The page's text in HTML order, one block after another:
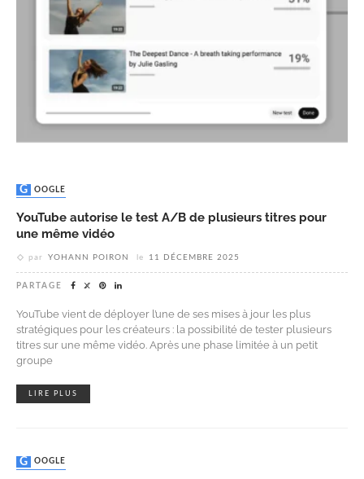
GOOGLE
YouTube autorise le test A/B de plusieurs titres pour
une même vidéo
par YOHANN POIRON le 11 DÉCEMBRE 2025
PARTAGE
YouTube vient de déployer l’une de ses mises à jour les plus
stratégiques pour les créateurs : la possibilité de tester plusieurs
titres sur une même vidéo. Après une phase limitée à un petit
groupe
LIRE PLUS
GOOGLE